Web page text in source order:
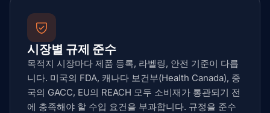
시장별 규제 준수
목적지 시장마다 제품 등록, 라벨링, 안전 기준이 다릅
니다. 미국의 FDA, 캐나다 보건부(Health Canada), 중
국의 GACC, EU의 REACH 모두 소비재가 통관되기 전
에 충족해야 할 수입 요건을 부과합니다. 규정을 준수